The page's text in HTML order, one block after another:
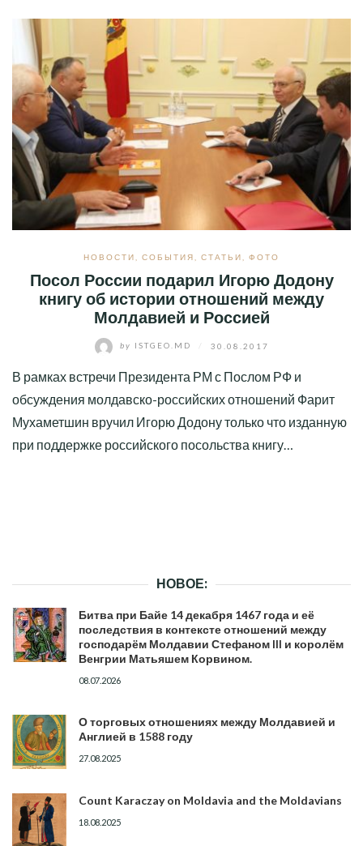
НОВОСТИ СОБЫТИЯ СТАТЬИ ФОТО
Посол России подарил Игорю Додону
книгу об истории отношений между
Молдавией и Россией
by ISTGEO.MD 30.08.2017
В рамках встречи Президента РМ с Послом РФ и
обсуждения молдавско-российских отношений Фарит
Мухаметшин вручил Игорю Додону только что изданную
при поддержке российского посольства книгу…
НОВОЕ:
Битва при Байе 14 декабря 1467 года и её
последствия в контексте отношений между
господарём Молдавии Стефаном III и королём
Венгрии Матьяшем Корвином.
08.07.2026
О торговых отношениях между Молдавией и
Англией в 1588 году
27.08.2025
Count Karaczay on Moldavia and the Moldavians
18.08.2025